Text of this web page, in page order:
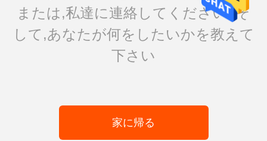
または,私達に連絡してください. そ
して,あなたが何をしたいかを教えて
下さい
家に帰る